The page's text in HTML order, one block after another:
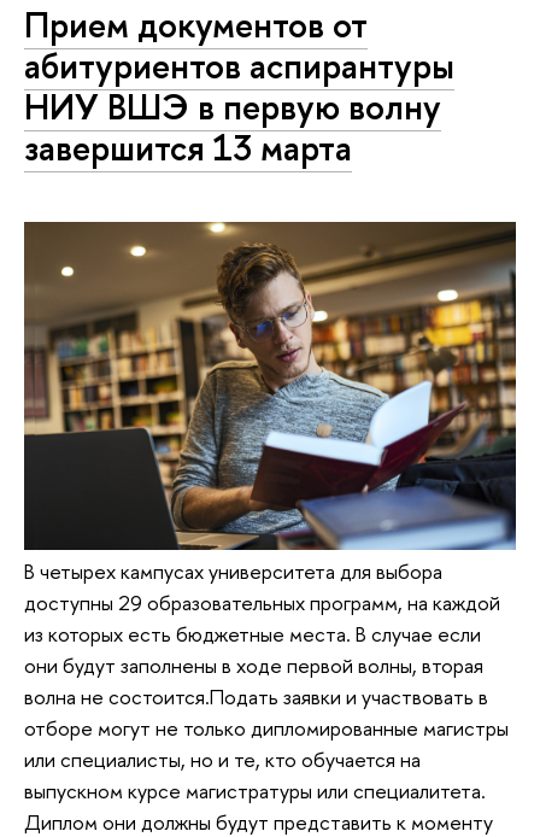
Прием документов от
абитуриентов аспирантуры
НИУ ВШЭ в первую волну
завершится 13 марта
В четырех кампусах университета для выбора
доступны 29 образовательных программ, на каждой
из которых есть бюджетные места. В случае если
они будут заполнены в ходе первой волны, вторая
волна не состоится.Подать заявки и участвовать в
отборе могут не только дипломированные магистры
или специалисты, но и те, кто обучается на
выпускном курсе магистратуры или специалитета.
Диплом они должны будут представить к моменту